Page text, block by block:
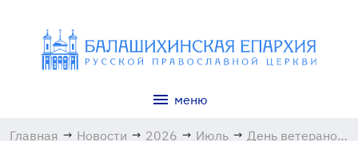
меню
Главная → Новости → 2026 → Июль → День ветеранов